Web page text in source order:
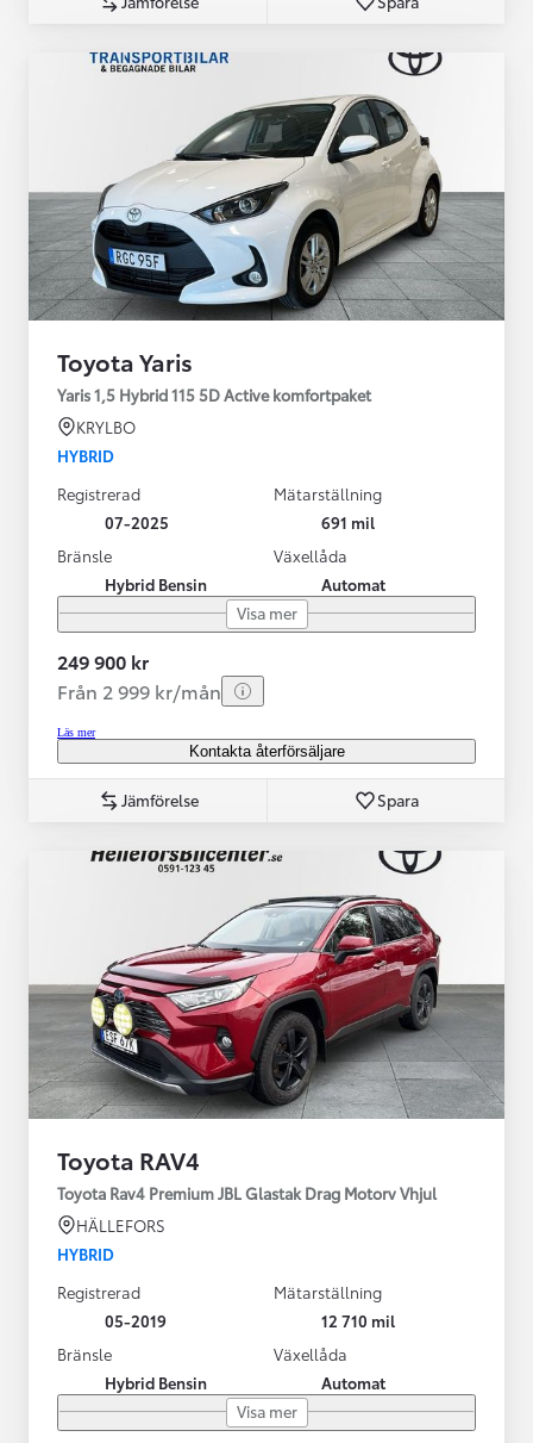
Toyota Yaris
Yaris 1,5 Hybrid 115 5D Active komfortpaket
KRYLBO
HYBRID
Registrerad
07-2025
Mätarställning
691 mil
Bränsle
Hybrid Bensin
Växellåda
Automat
Visa mer
249 900 kr
Från 2 999 kr/mån
Läs mer
Kontakta återförsäljare
Jämförelse Spara
Toyota RAV4
Toyota Rav4 Premium JBL Glastak Drag Motorv Vhjul
HÄLLEFORS
HYBRID
Registrerad
05-2019
Mätarställning
12 710 mil
Bränsle
Hybrid Bensin
Växellåda
Automat
Visa mer